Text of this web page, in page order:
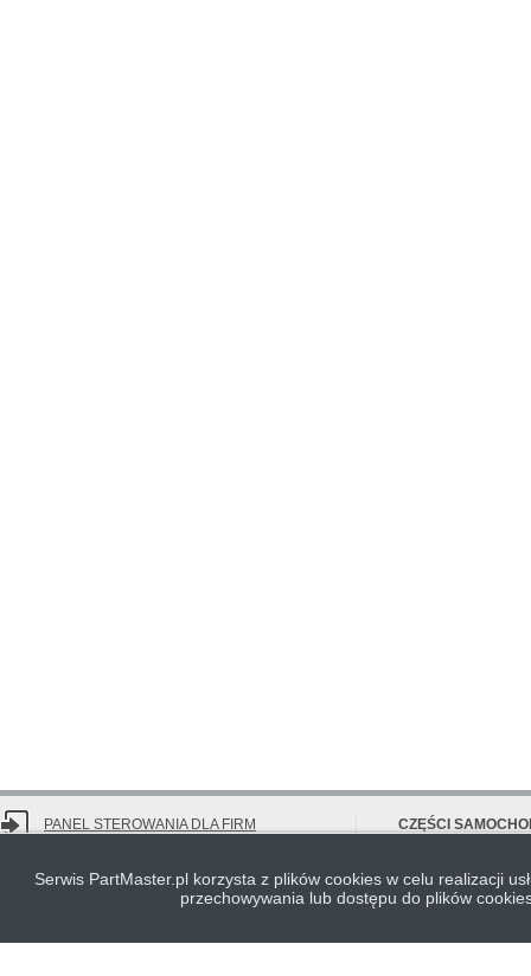
PANEL STEROWANIA DLA FIRM
jakość części zamiennych i usług osób trzecich.
Korzystanie z serwisu oznacza akceptację
CZĘŚCI
Wysłać zapytanie
Historia
Serwis PartMaster.pl korzysta z plików cookies w celu realizacji
przechowywania lub dostępu do plików